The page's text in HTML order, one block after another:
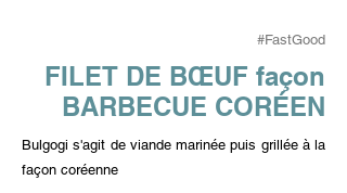
#FastGood
FILET DE BŒUF façon
BARBECUE CORÉEN
Bulgogi s'agit de viande marinée puis grillée à la
façon coréenne